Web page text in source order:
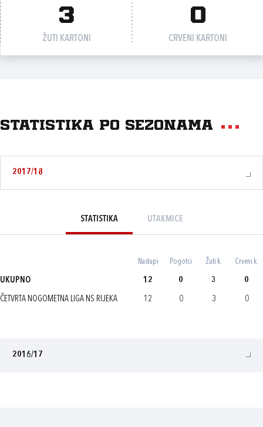
3
ŽUTI KARTONI
0
CRVENI KARTONI
Statistika po sezonama
2017/18
STATISTIKA UTAKMICE
Nastupi Pogotci Žuti k. Crveni k.
UKUPNO 12 0 3 0
ČETVRTA NOGOMETNA LIGA NS RIJEKA 12 0 3 0
2016/17